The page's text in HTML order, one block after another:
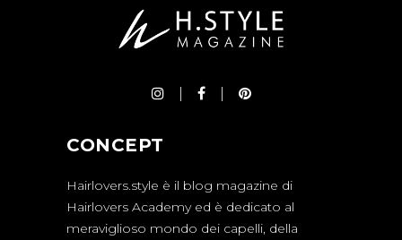
CONCEPT
Hairlovers.style è il blog magazine di
Hairlovers Academy ed è dedicato al
meraviglioso mondo dei capelli, della